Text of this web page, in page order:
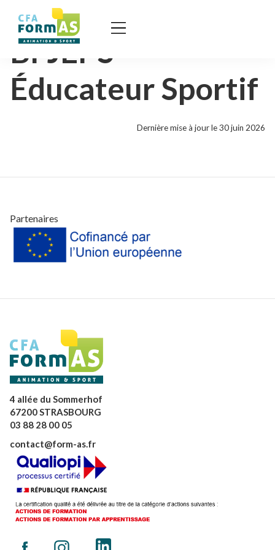
BPJEPS
Éducateur Sportif
Dernière mise à jour le 30 juin 2026
4 allée du Sommerhof
67200 STRASBOURG
03 88 28 00 05
contact@form-as.fr
Partenaires